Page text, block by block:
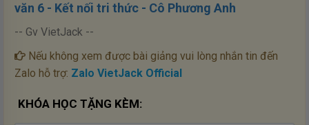
văn 6 - Kết nối tri thức - Cô Phương Anh
-- Gv VietJack --
Nếu không xem được bài giảng vui lòng nhắn tin đến
Zalo hỗ trợ: Zalo VietJack Official
KHÓA HỌC TẶNG KÈM: